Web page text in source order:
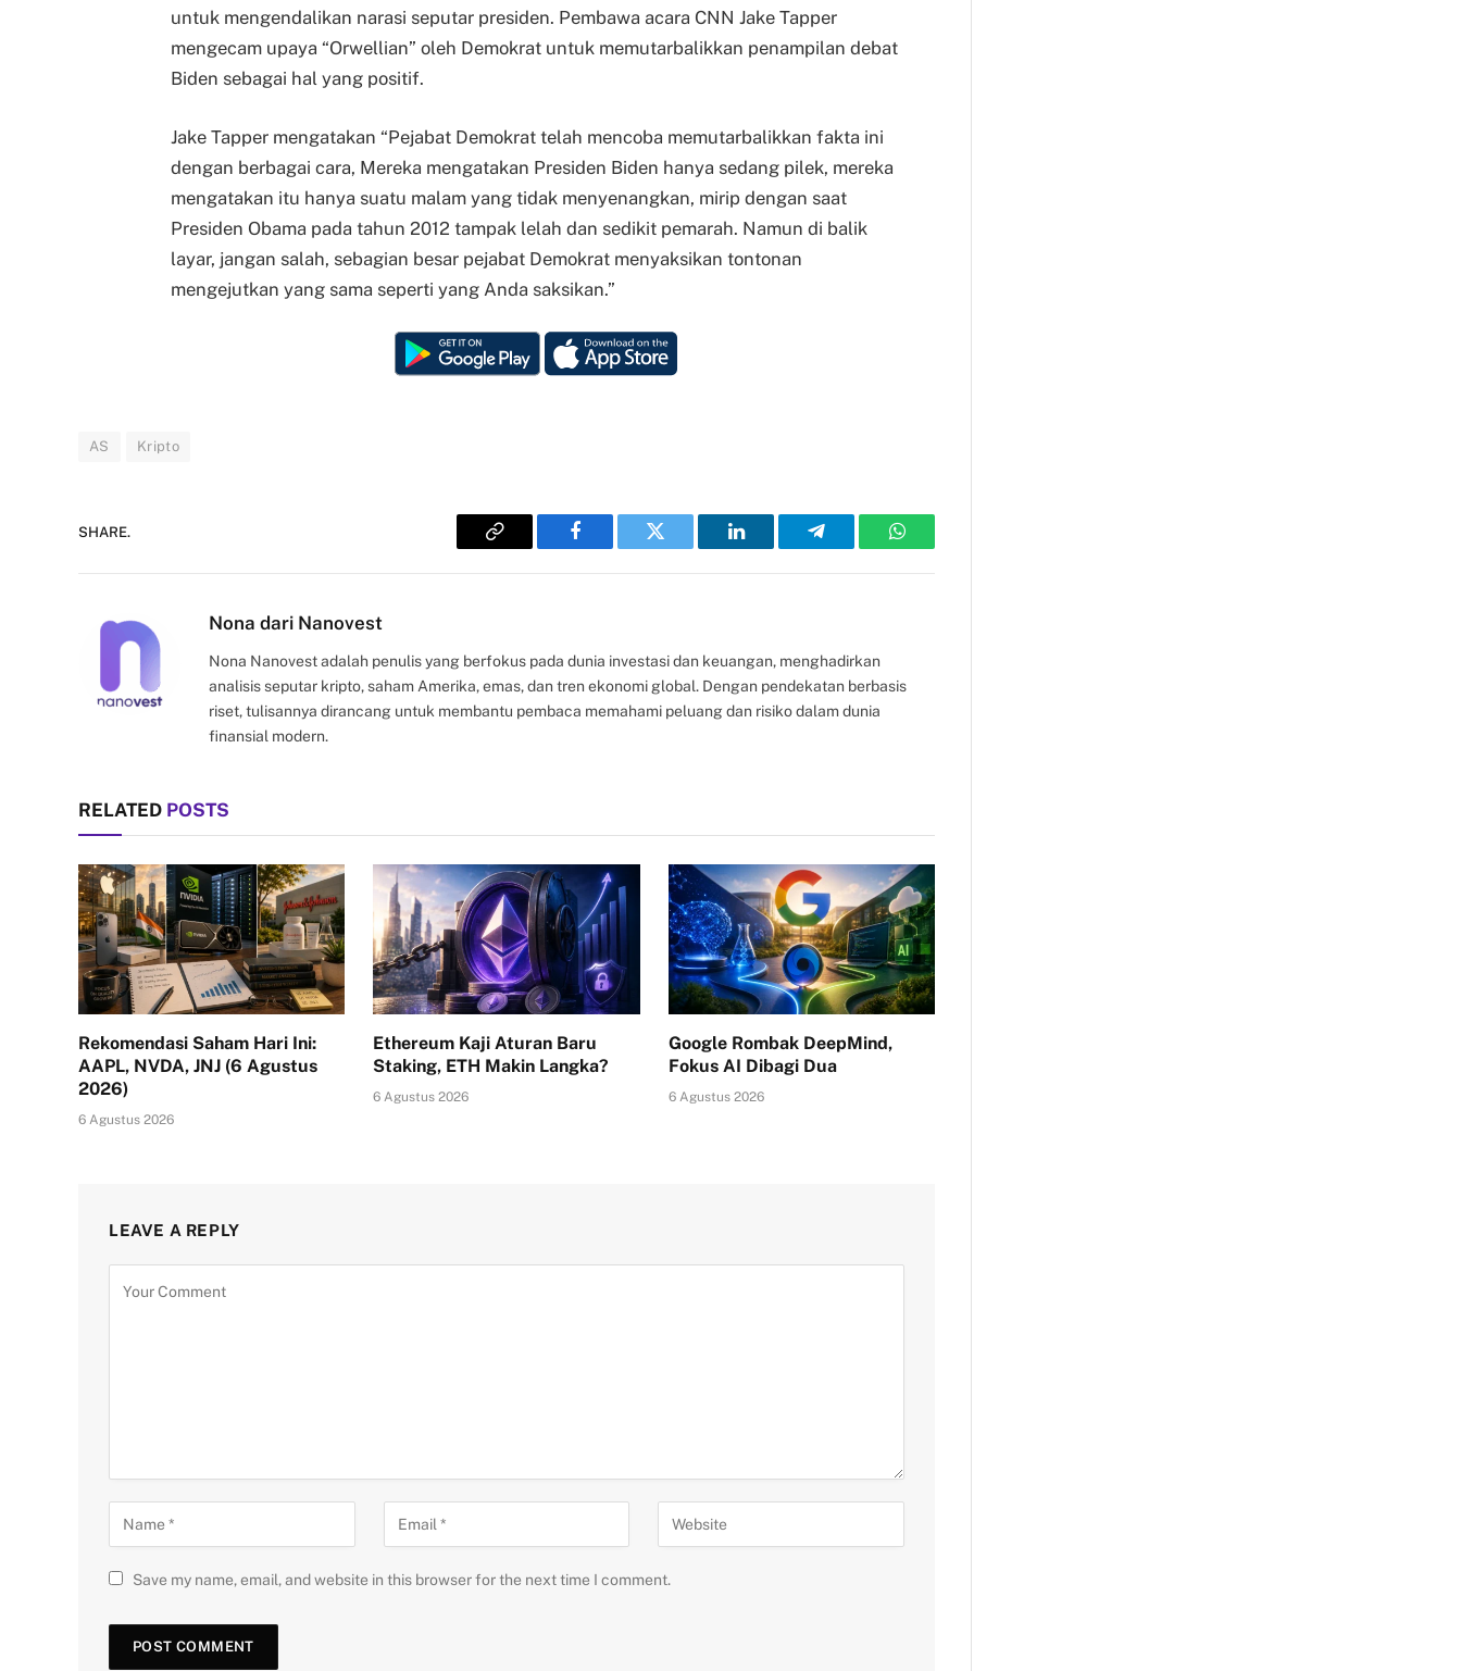
untuk mengendalikan narasi seputar presiden. Pembawa acara CNN Jake Tapper
mengecam upaya “Orwellian” oleh Demokrat untuk memutarbalikkan penampilan debat
Biden sebagai hal yang positif.
Jake Tapper mengatakan “Pejabat Demokrat telah mencoba memutarbalikkan fakta ini
dengan berbagai cara, Mereka mengatakan Presiden Biden hanya sedang pilek, mereka
mengatakan itu hanya suatu malam yang tidak menyenangkan, mirip dengan saat
Presiden Obama pada tahun 2012 tampak lelah dan sedikit pemarah. Namun di balik
layar, jangan salah, sebagian besar pejabat Demokrat menyaksikan tontonan
mengejutkan yang sama seperti yang Anda saksikan.”
AS Kripto
SHARE.
Copy
Facebook Twitter LinkedIn Telegram WhatsApp
Nona dari Nanovest
Nona Nanovest adalah penulis yang berfokus pada dunia investasi dan keuangan, menghadirkan
analisis seputar kripto, saham Amerika, emas, dan tren ekonomi global. Dengan pendekatan berbasis
riset, tulisannya dirancang untuk membantu pembaca memahami peluang dan risiko dalam dunia
finansial modern.
RELATED POSTS
Rekomendasi Saham Hari Ini:
AAPL, NVDA, JNJ (6 Agustus
2026)
6 Agustus 2026
Ethereum Kaji Aturan Baru
Staking, ETH Makin Langka?
6 Agustus 2026
Google Rombak DeepMind,
Fokus AI Dibagi Dua
6 Agustus 2026
LEAVE A REPLY
Save my name, email, and website in this browser for the next time I comment.